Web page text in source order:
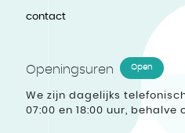
contact
Openingsuren Open
We zijn dagelijks
07:00 en 18:00 uur,